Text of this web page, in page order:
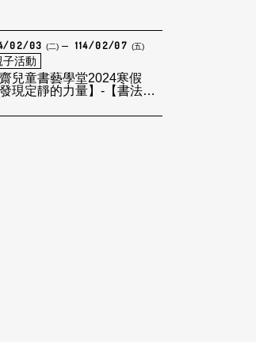
02/03 (二) 114/02/07 (五)
子活動
兒童書藝學堂2024寒假
發現定靜的力量】-【書法啟